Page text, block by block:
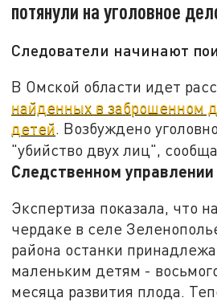
потянули на уголовное
Следователи начинают
В Омской области идет
найденных в заброшенном
детей. Возбуждено
"убийство двух лиц",
Следственном
Экспертиза показала, что
чердаке в селе
района останки
маленьким детям -
месяца развития плода.